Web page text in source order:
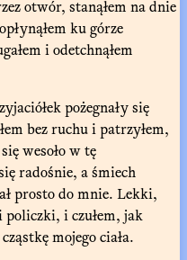
otwór, stanąłem na dnie
ku górze
i odetchnąłem
pożegnały się
bez ruchu i patrzyłem,
wesoło w tę
radośnie, a śmiech
prosto do mnie. Lekki,
i czułem, jak
mojego ciała.